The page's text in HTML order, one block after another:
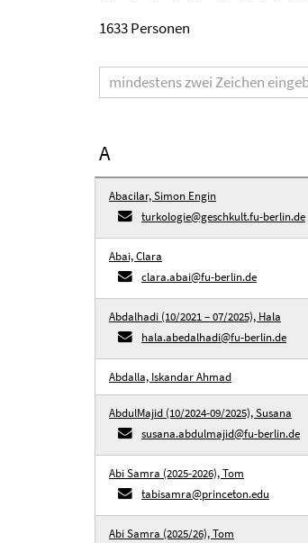
1633 Personen
A
Abacilar, Simon Engin
turkologie@geschkult.fu-berlin.de
Abai, Clara
clara.abai@fu-berlin.de
Abdalhadi (10/2021 – 07/2025), Hala
hala.abedalhadi@fu-berlin.de
Abdalla, Iskandar Ahmad
AbdulMajid (10/2024-09/2025), Susana
susana.abdulmajid@fu-berlin.de
Abi Samra (2025-2026), Tom
tabisamra@princeton.edu
Abi Samra (2025/26), Tom